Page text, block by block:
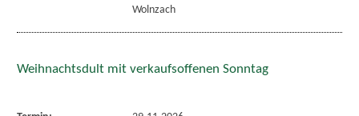
Wolnzach
Weihnachtsdult mit verkaufsoffenen Sonntag